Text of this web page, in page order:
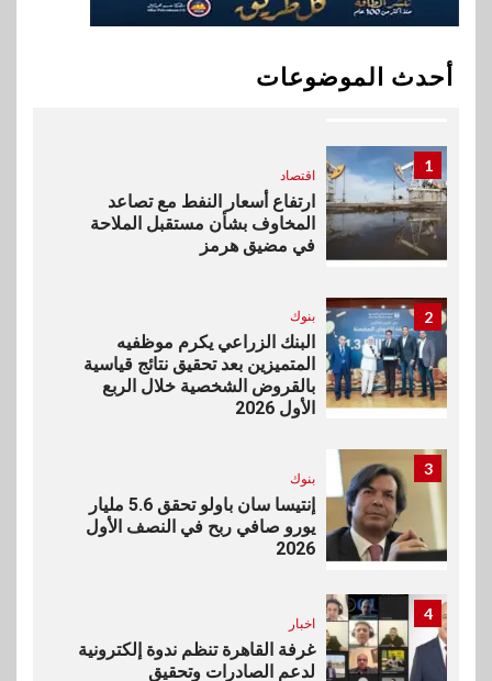
أحدث الموضوعاتبيان توضيحي صادر عن شركة
ناتجاس
1
اقتصاد
ارتفاع أسعار النفط مع تصاعد
المخاوف بشأن مستقبل الملاحة
في مضيق هرمز
2 بنوك
البنك الزراعي يكرم موظفيه
المتميزين بعد تحقيق نتائج قياسية
بالقروض الشخصية خلال الربع
الأول 2026
3
بنوك
إنتيسا سان باولو تحقق 5.6 مليار
يورو صافي ربح في النصف الأول
2026
4
اخبار
غرفة القاهرة تنظم ندوة إلكترونية
لدعم الصادرات وتحقيق